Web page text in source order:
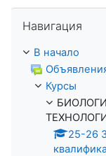
Навигация
В начало
Курсы
25-26